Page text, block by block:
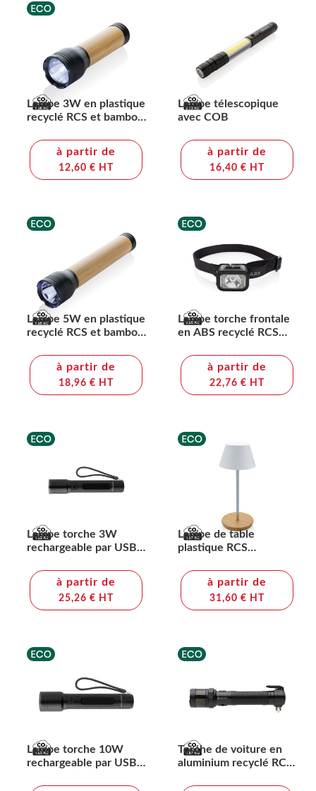
Lampe 3W en plastique
recyclé RCS et bambou
à partir de
12,60 € HT
Lampe télescopique
avec COB
à partir de
16,40 € HT
Lampe 5W en plastique
recyclé RCS et bambou
à partir de
18,96 € HT
Lampe torche frontale
en ABS recyclé RCS
à partir de
22,76 € HT
Lampe torche 3W
rechargeable par USB
à partir de
25,26 € HT
Lampe de table
plastique RCS
Pure Glow
à partir de
31,60 € HT
Lampe torche 10W
rechargeable par USB
Torche de voiture en
aluminium recyclé RCS